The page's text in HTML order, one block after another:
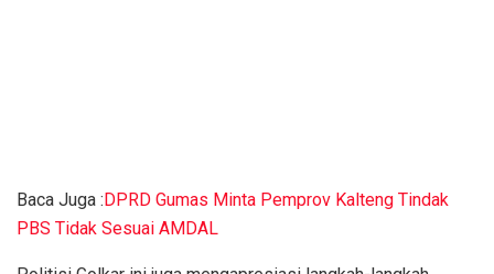
Baca Juga :DPRD Gumas Minta Pemprov Kalteng Tindak
PBS Tidak Sesuai AMDAL